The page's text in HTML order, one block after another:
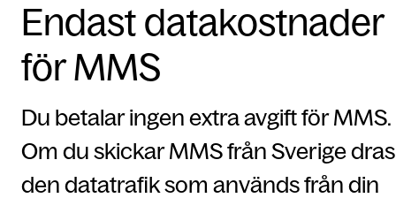
Endast datakostnader
för MMS
Du betalar ingen extra avgift för MMS.
Om du skickar MMS från Sverige dras
den datatrafik som används från din